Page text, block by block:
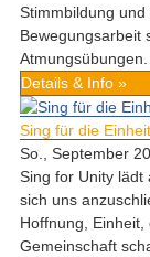
Stimmbildung
Bewegungsarbeit
Atmungsübungen.
Details & Info »
Sing für die
So., September
Sing for Unity lädt
sich uns
Hoffnung,
Gemeinschaft